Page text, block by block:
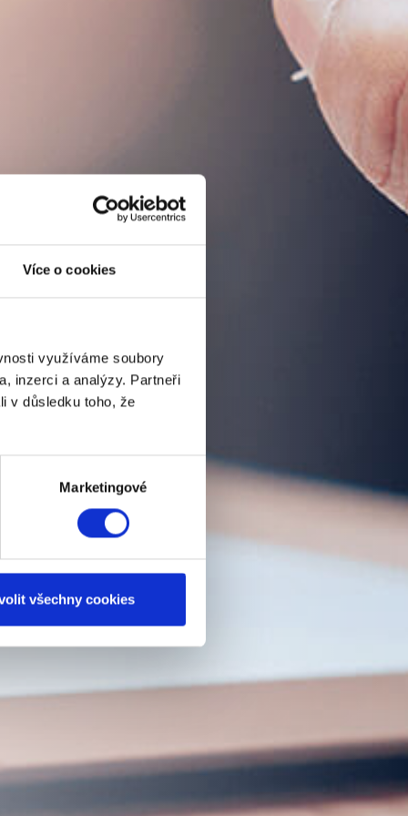
Více o cookies
využíváme soubory
inzerci a analýzy. Partneři
v důsledku toho, že
Marketingové
všechny cookies